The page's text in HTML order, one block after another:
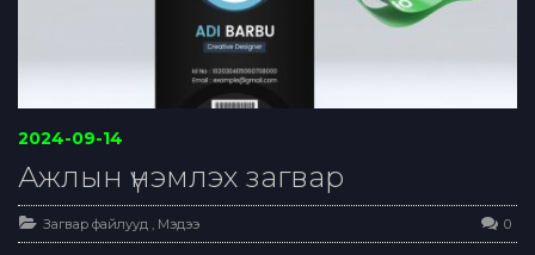
2024-09-14
Ажлын үнэмлэх загвар
Загвар файлууд , Мэдээ 0